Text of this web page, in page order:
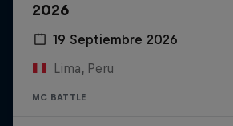
2026
19 Septiembre 2026
Lima, Peru
MC BATTLE